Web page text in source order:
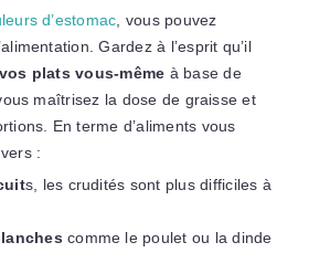
d’estomac , vous pouvez
Gardez à l’esprit qu’il
plats vous-même à base de
maîtrisez la dose de graisse et
En terme d’aliments vous
:
s, les crudités sont plus difficiles à
comme le poulet ou la dinde